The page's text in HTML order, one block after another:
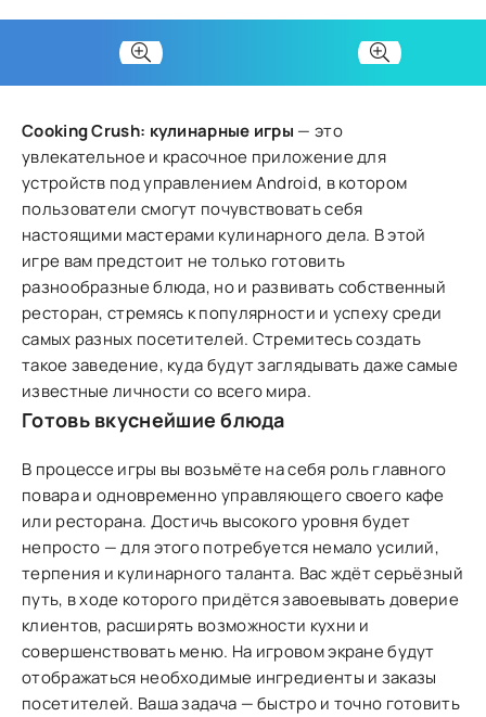
Cooking Crush: кулинарные игры — это
увлекательное и красочное приложение для
устройств под управлением Android, в котором
пользователи смогут почувствовать себя
настоящими мастерами кулинарного дела. В этой
игре вам предстоит не только готовить
разнообразные блюда, но и развивать собственный
ресторан, стремясь к популярности и успеху среди
самых разных посетителей. Стремитесь создать
такое заведение, куда будут заглядывать даже самые
известные личности со всего мира.
Готовь вкуснейшие блюда
В процессе игры вы возьмёте на себя роль главного
повара и одновременно управляющего своего кафе
или ресторана. Достичь высокого уровня будет
непросто — для этого потребуется немало усилий,
терпения и кулинарного таланта. Вас ждёт серьёзный
путь, в ходе которого придётся завоевывать доверие
клиентов, расширять возможности кухни и
совершенствовать меню. На игровом экране будут
отображаться необходимые ингредиенты и заказы
посетителей. Ваша задача — быстро и точно готовить